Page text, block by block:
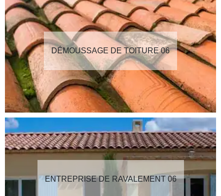
DÉMOUSSAGE DE TOITURE 06
ENTREPRISE DE RAVALEMENT 06